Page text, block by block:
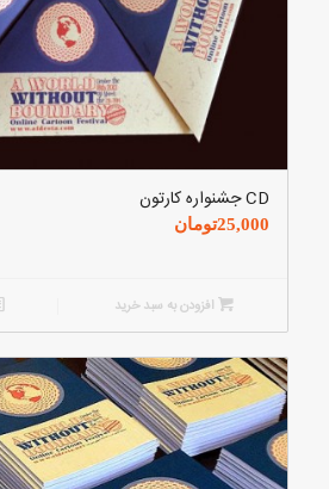
CD جشنواره کارتون
25,000تومان
افزودن به سبد خرید